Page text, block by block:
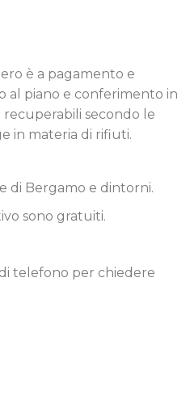
è a pagamento e
al piano e conferimento in
recuperabili secondo le
in materia di rifiuti.
di Bergamo e dintorni.
sono gratuiti.
telefono per chiedere